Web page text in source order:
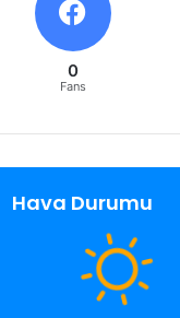
0
Fans
Hava Durumu